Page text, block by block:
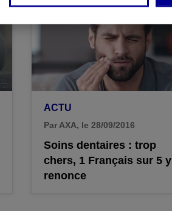
ACTU
Par AXA, le 28/09/2016
Soins dentaires : trop
chers, 1 Français sur 5 y
renonce